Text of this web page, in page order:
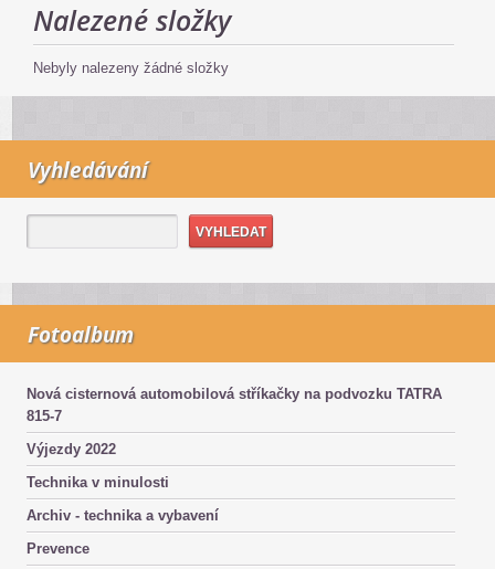
Nalezené složky
Nebyly nalezeny žádné složky
Vyhledávání
Fotoalbum
Nová cisternová automobilová stříkačky na podvozku TATRA
815-7
Výjezdy 2022
Technika v minulosti
Archiv - technika a vybavení
Prevence